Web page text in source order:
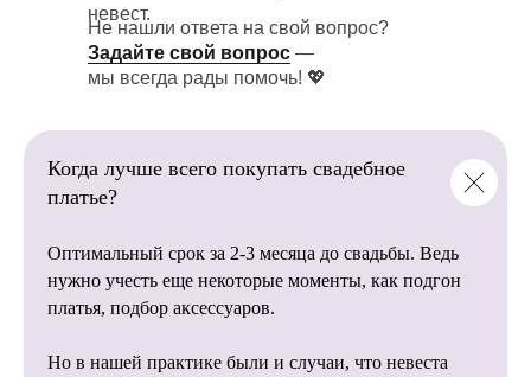
с фабриками, благодаря этому
качеством наших свадебных
Опытные организаторы
💖 Настоящие эмоции, неповторимые
образы и счастливые улыбки помогут
вам:
Найти вдохновение для
Посмотреть, как смотрятся наши
Убедиться, что каждое платье —
это история любви, красоты
и незабываемых впечатлений.
Пусть эти фотографии станут источником
невест.
Не нашли ответа на свой вопрос?
Задайте свой вопрос —
мы всегда рады помочь! 💖
Когда лучше всего покупать свадебное
платье?
Оптимальный срок за 2-3 месяца до свадьбы. Ведь
нужно учесть еще некоторые моменты, как подгон
платья, подбор аксессуаров.
Но в нашей практике были и случаи, что невеста